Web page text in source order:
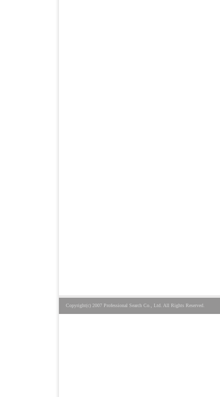
Copyright(c) 2007 Professional Search Co., Ltd. All Rights Reserved.